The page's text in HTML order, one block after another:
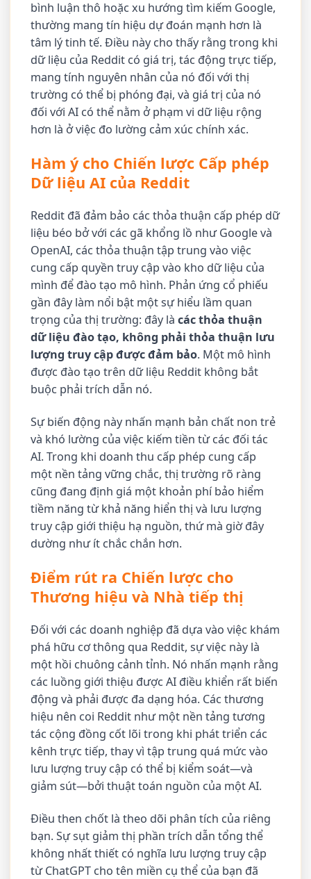
bình luận thô hoặc xu hướng tìm kiếm Google,
thường mang tín hiệu dự đoán mạnh hơn là
tâm lý tinh tế. Điều này cho thấy rằng trong khi
dữ liệu của Reddit có giá trị, tác động trực tiếp,
mang tính nguyên nhân của nó đối với thị
trường có thể bị phóng đại, và giá trị của nó
đối với AI có thể nằm ở phạm vi dữ liệu rộng
hơn là ở việc đo lường cảm xúc chính xác.
Hàm ý cho Chiến lược Cấp phép
Dữ liệu AI của Reddit
Reddit đã đảm bảo các thỏa thuận cấp phép dữ
liệu béo bở với các gã khổng lồ như Google và
OpenAI, các thỏa thuận tập trung vào việc
cung cấp quyền truy cập vào kho dữ liệu của
mình để đào tạo mô hình. Phản ứng cổ phiếu
gần đây làm nổi bật một sự hiểu lầm quan
trọng của thị trường: đây làcác thỏa thuận
dữ liệu đào tạo, không phải thỏa thuận lưu
lượng truy cập được đảm bảo. Một mô hình
được đào tạo trên dữ liệu Reddit không bắt
buộc phải trích dẫn nó.
Sự biến động này nhấn mạnh bản chất non trẻ
và khó lường của việc kiếm tiền từ các đối tác
AI. Trong khi doanh thu cấp phép cung cấp
một nền tảng vững chắc, thị trường rõ ràng
cũng đang định giá một khoản phí bảo hiểm
tiềm năng từ khả năng hiển thị và lưu lượng
truy cập giới thiệu hạ nguồn, thứ mà giờ đây
dường như ít chắc chắn hơn.
Điểm rút ra Chiến lược cho
Thương hiệu và Nhà tiếp thị
Đối với các doanh nghiệp đã dựa vào việc khám
phá hữu cơ thông qua Reddit, sự việc này là
một hồi chuông cảnh tỉnh. Nó nhấn mạnh rằng
các luồng giới thiệu được AI điều khiển rất biến
động và phải được đa dạng hóa. Các thương
hiệu nên coi Reddit như một nền tảng tương
tác cộng đồng cốt lõi trong khi phát triển các
kênh trực tiếp, thay vì tập trung quá mức vào
lưu lượng truy cập có thể bị kiểm soát—và
giảm sút—bởi thuật toán nguồn của một AI.
Điều then chốt là theo dõi phân tích của riêng
bạn. Sự sụt giảm thị phần trích dẫn tổng thể
không nhất thiết có nghĩa lưu lượng truy cập
từ ChatGPT cho tên miền cụ thể của bạn đã